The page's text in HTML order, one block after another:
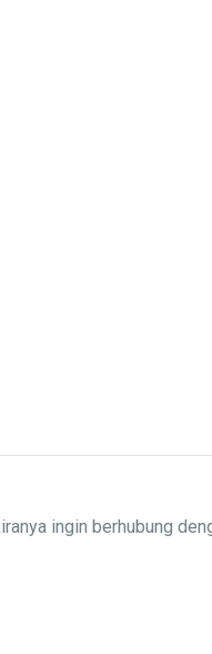
ingin berhubung